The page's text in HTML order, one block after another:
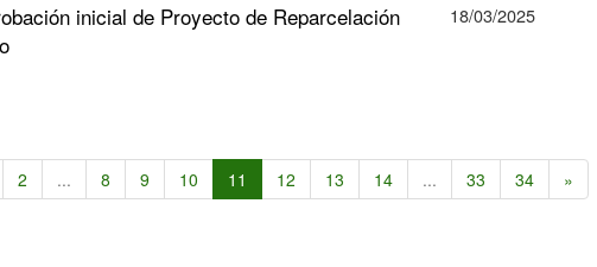
inicial de Proyecto de Reparcelación
18/03/2025
2 ... 8 9 10 11 12 13 14 ... 33 34 »